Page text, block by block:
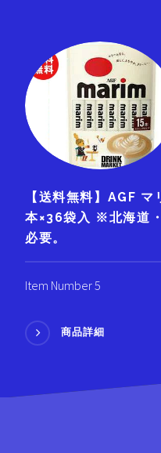
【送料無料】AGF
本×36袋入 ※北海道
必要。
Item Number 5
商品詳細